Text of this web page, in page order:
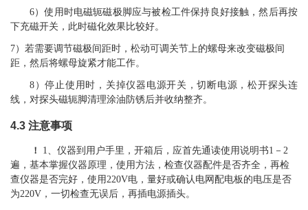
6）使用时电磁轭磁极脚应与被检工件保持良好接触，然后再按
下充磁开关，此时磁化效果比较好。
7） 若需要调节磁极间距时，松动可调关节上的螺母来改变磁极间
距，然后将螺母旋紧才能工作。
8 ）停止使用时，关掉仪器电源开关，切断电源，松开探头连
线，对探头磁轭脚清理涂油防锈后并收纳整齐。
4.3 注意事项
！ 1、仪器到用户手里，开箱后，应首先通读使用说明书1 － 2
遍，基本掌握仪器原理，使用方法，检查仪器配件是否齐全，再检
查仪器是否完好，使用220V电，量好或确认电网配电板的电压是否
为220V ，一切检查无误后，再插电源插头。